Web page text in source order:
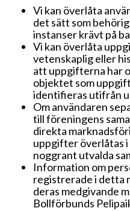
Vi kan överlåta
det sätt som
instanser krävt på
Vi kan överlåta
vetenskaplig eller
att uppgifterna har
objektet som
identifieras utifrån
Om användaren
till föreningens
direkta
uppgifter överlåtas
noggrant utvalda
Information om
registrerade i detta
deras medgivande
Bollförbunds